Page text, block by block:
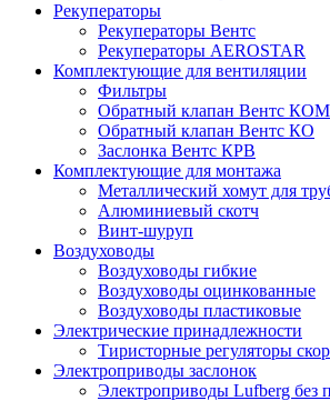
Рекуператоры
Рекуператоры Вентс
Рекуператоры AEROSTAR
Комплектующие для вентиляции
Фильтры
Обратный клапан Вентс КОМ
Обратный клапан Вентс КО
Заслонка Вентс КРВ
Комплектующие для монтажа
Металлический хомут для
Алюминиевый скотч
Винт-шуруп
Воздуховоды
Воздуховоды гибкие
Воздуховоды оцинкованные
Воздуховоды пластиковые
Электрические принадлежности
Тиристорные регуляторы
Электроприводы заслонок
Электроприводы Lufberg без